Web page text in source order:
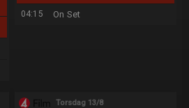
04:15 On Set
Torsdag 13/8